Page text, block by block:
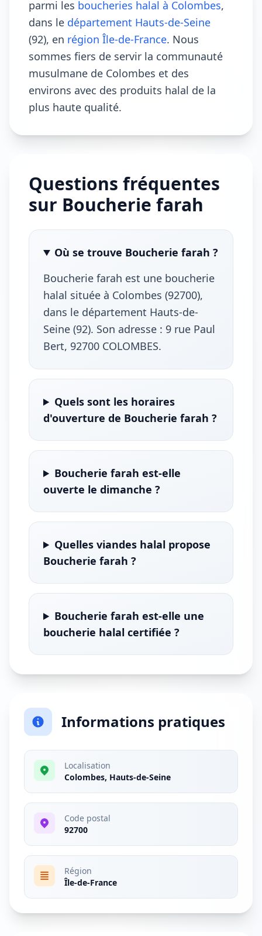
parmi les boucheries halal à Colombes,
dans le département Hauts-de-Seine
(92), en région Île-de-France. Nous
sommes fiers de servir la communauté
musulmane de Colombes et des
environs avec des produits halal de la
plus haute qualité.
Questions fréquentes
sur Boucherie farah
Où se trouve Boucherie farah ?
Boucherie farah est une boucherie
halal située à Colombes (92700),
dans le département Hauts-de-
Seine (92). Son adresse : 9 rue Paul
Bert, 92700 COLOMBES.
Quels sont les horaires
d'ouverture de Boucherie farah ?
Boucherie farah est-elle
ouverte le dimanche ?
Quelles viandes halal propose
Boucherie farah ?
Boucherie farah est-elle une
boucherie halal certifiée ?
Informations pratiques
Localisation
Colombes, Hauts-de-Seine
Code postal
92700
Région
Île-de-France